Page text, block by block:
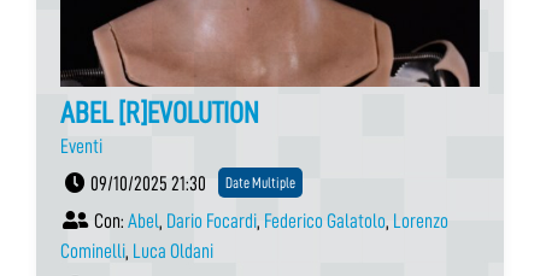
ABEL [R]EVOLUTION
Eventi
09/10/2025 21:30
Date Multiple
Con: Abel, Dario Focardi, Federico Galatolo, Lorenzo
Cominelli, Luca Oldani